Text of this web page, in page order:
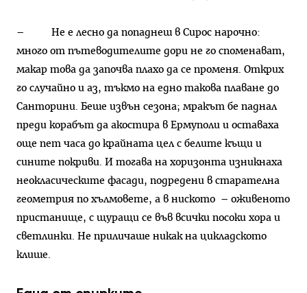
– Не е лесно да попаднеш в Сирос нарочно:
много от пътеводителите дори не го споменават,
макар това да започва плахо да се променя. Открих
го случайно и аз, тъкмо на едно такова плаване до
Санторини. Беше извън сезона; мракът бе паднал
преди корабът да акостира в Ермуполи и оставаха
още пет часа до крайната цел с белите къщи и
сините покриви. И тогава на хоризонта изникнаха
неокласическите фасади, подредени в старателна
геометрия по хълмовете, а в ниското – оживеното
пристанище, с щуращи се във всички посоки хора и
светлинки. Не приличаше никак на цикладското
клише.